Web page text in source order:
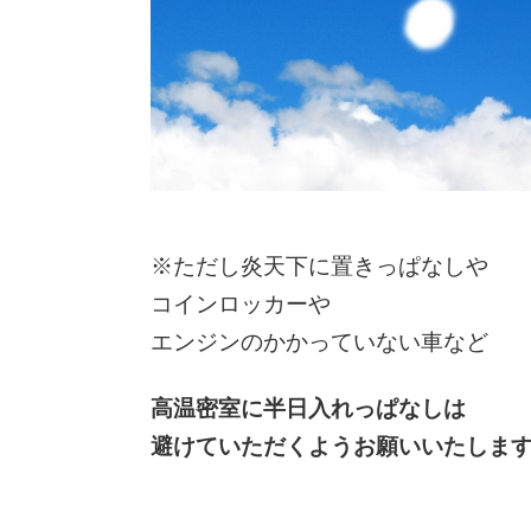
※ただし炎天下に置きっぱなしや
コインロッカーや
エンジンのかかっていない車など
高温密室に半日入れっぱなしは
避けていただくようお願いいたしま